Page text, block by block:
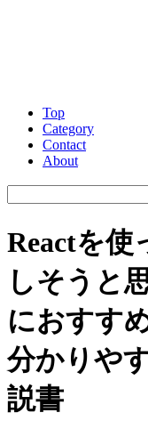
Top
Category
Contact
About
Reactを使
しそうと
におすす
分かりや
説書